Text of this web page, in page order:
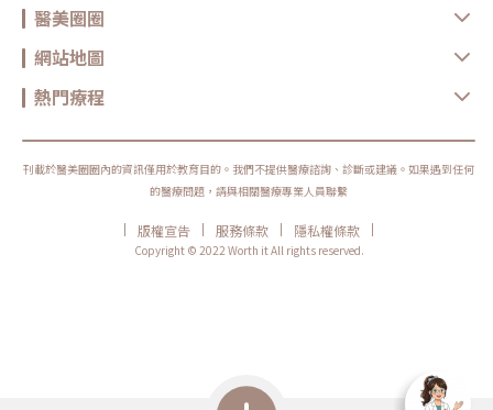
醫美圈圈
網站地圖
熱門療程
刊載於醫美圈圈內的資訊僅用於教育目的。我們不提供醫療諮詢、診斷或建議。如果遇到任何
的醫療問題，請與相關醫療專業人員聯繫
| 版權宣告 | 服務條款 | 隱私權條款
|
Copyright © 2022 Worth it All rights reserved.